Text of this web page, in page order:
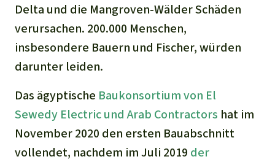
Delta und die Mangroven-Wälder Schäden
verursachen. 200.000 Menschen,
insbesondere Bauern und Fischer, würden
darunter leiden.
Das ägyptische Baukonsortium von El
Sewedy Electric und Arab Contractors hat im
November 2020 den ersten Bauabschnitt
vollendet, nachdem im Juli 2019 der